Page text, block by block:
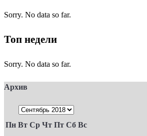
Sorry. No data so far.
Топ недели
Sorry. No data so far.
Архив
Пн Вт Ср Чт Пт Сб Вс